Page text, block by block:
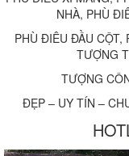
NHÀ, PHÙ
PHÙ ĐIÊU ĐẦU CỘT,
TƯỢNG
TƯỢNG
ĐẸP – UY TÍN –